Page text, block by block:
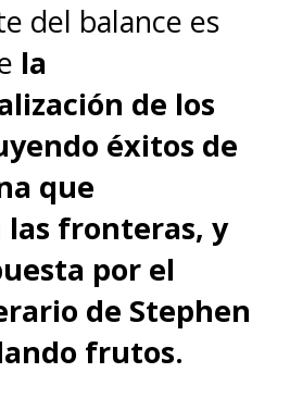
del balance es
la
de los
éxitos de
que
las fronteras, y
por el
de Stephen
frutos.